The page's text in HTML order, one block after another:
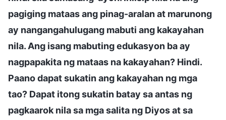
pagiging mataas ang pinag-aralan at marunong
ay nangangahulugang mabuti ang kakayahan
nila. Ang isang mabuting edukasyon ba ay
nagpapakita ng mataas na kakayahan? Hindi.
Paano dapat sukatin ang kakayahan ng mga
tao? Dapat itong sukatin batay sa antas ng
pagkaarok nila sa mga salita ng Diyos at sa